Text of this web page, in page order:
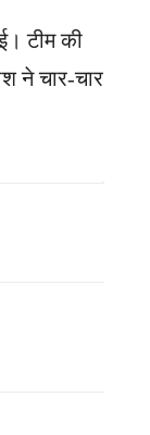
टीम की
ने चार-चार